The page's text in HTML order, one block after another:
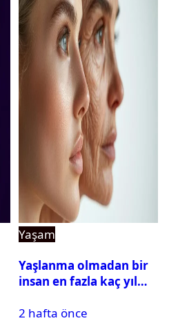
Yaşam
Yaşlanma olmadan bir
insan en fazla kaç yıl
2 hafta önce